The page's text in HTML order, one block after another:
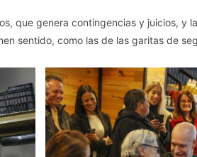
que genera contingencias y juicios, y
sentido, como las de las garitas de